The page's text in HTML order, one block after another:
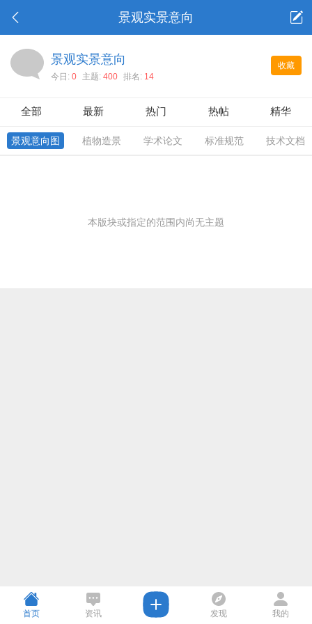
景观实景意向
收藏
景观实景意向
今日: 0 主题: 400 排名: 14
全部 最新 热门 热帖 精华
景观意向图 植物造景 学术论文 标准规范 技术文档
本版块或指定的范围内尚无主题
首页 资讯 发现 我的